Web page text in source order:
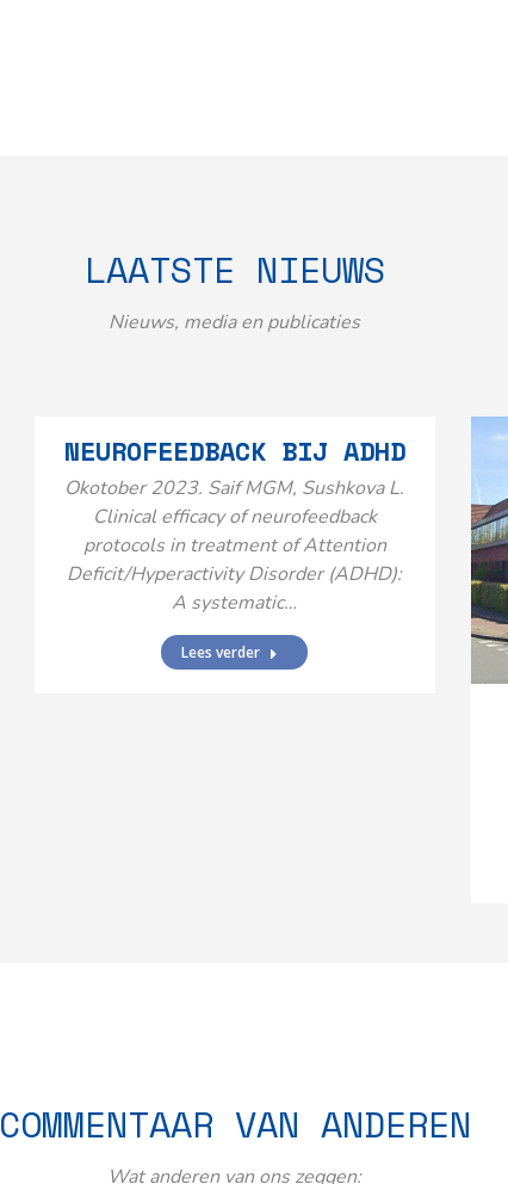
LAATSTE NIEUWS
Nieuws, media en publicaties
NEUROFEEDBACK BIJ ADHD
Okotober 2023. Saif MGM, Sushkova L.
Clinical efficacy of neurofeedback
protocols in treatment of Attention
Deficit/Hyperactivity Disorder (ADHD):
A systematic…
Lees verder
COMMENTAAR VAN ANDEREN
Wat anderen van ons zeggen: